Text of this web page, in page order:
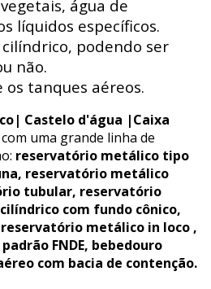
água de
líquidos específicos.
podendo ser
não.
os tanques aéreos.
Castelo d'água |Caixa
uma grande linha de
reservatório metálico tipo
reservatório metálico
tubular, reservatório
com fundo cônico,
metálico in loco ,
FNDE, bebedouro
com bacia de contenção.